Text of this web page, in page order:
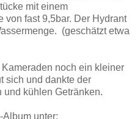
mit einem
von fast 9,5bar. Der Hydrant
(geschätzt etwa
noch ein kleiner
sich und dankte der
und kühlen Getränken.
unter: